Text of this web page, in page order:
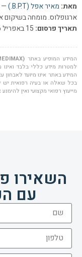
מאת: מאיר אפל (B.P.T.)
—
ארגופלוס. מומחה בשיקום
תאריך פרסום:
המידע המופיע באתר
למטרות מידע כללי בלבד ואינו
המידע באתר אינו מיועד לאבחון
בכל שאלה או בעיה רפואית יש
מייעוץ רפואי מקצועי ואין
השאירו
עם